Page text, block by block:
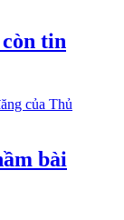
tin
bài